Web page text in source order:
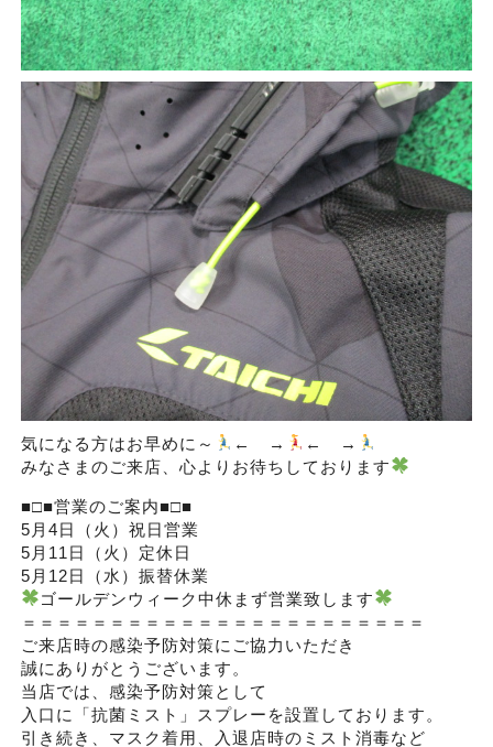
気になる方はお早めに～ ← →
← →
みなさまのご来店、心よりお待ちしております
■□■営業のご案内■□■
5月4日（火）祝日営業
5月11日（火）定休日
5月12日（水）振替休業
ゴールデンウィーク中休まず営業致します
＝＝＝＝＝＝＝＝＝＝＝＝＝＝＝＝＝＝＝＝＝＝＝
ご来店時の感染予防対策にご協力いただき
誠にありがとうございます。
当店では、感染予防対策として
入口に「抗菌ミスト」スプレーを設置しております。
引き続き、マスク着用、入退店時のミスト消毒など